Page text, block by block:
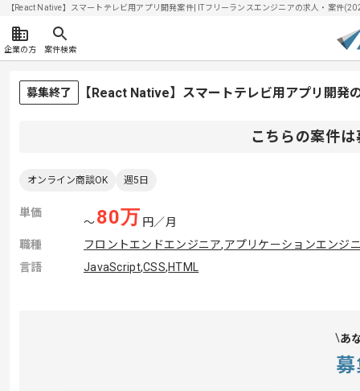
【React Native】スマートテレビ用アプリ開発案件| ITフリーランスエンジニアの求人・案件
企業の方 案件検索
募集終了 【React Native】スマートテレビ用アプリ開発
こちらの案件
オンライン商談OK 週5日
単価
〜80万 円／月
職種
フロントエンドエンジニア,アプリケーションエンジ
言語
JavaScript,CSS,HTML
あ